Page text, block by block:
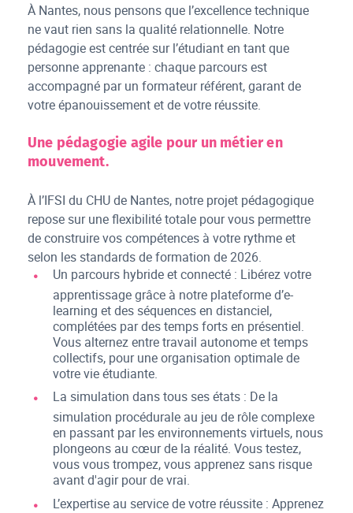
À Nantes, nous pensons que l’excellence technique
ne vaut rien sans la qualité relationnelle. Notre
pédagogie est centrée sur l’étudiant en tant que
personne apprenante : chaque parcours est
accompagné par un formateur référent, garant de
votre épanouissement et de votre réussite.
Une pédagogie agile pour un métier en
mouvement.
À l’IFSI du CHU de Nantes, notre projet pédagogique
repose sur une flexibilité totale pour vous permettre
de construire vos compétences à votre rythme et
selon les standards de formation de 2026.
Un parcours hybride et connecté : Libérez votre
apprentissage grâce à notre plateforme d’e-
learning et des séquences en distanciel,
complétées par des temps forts en présentiel.
Vous alternez entre travail autonome et temps
collectifs, pour une organisation optimale de
votre vie étudiante.
La simulation dans tous ses états : De la
simulation procédurale au jeu de rôle complexe
en passant par les environnements virtuels, nous
plongeons au cœur de la réalité. Vous testez,
vous vous trompez, vous apprenez sans risque
avant d'agir pour de vrai.
L’expertise au service de votre réussite : Apprenez